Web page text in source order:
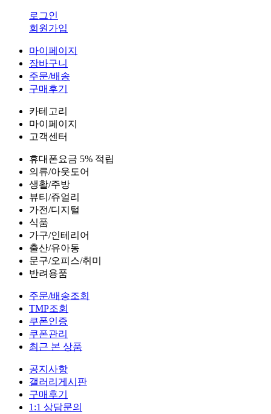
로그인
회원가입
마이페이지
장바구니
주문/배송
구매후기
카테고리
마이페이지
고객센터
휴대폰요금 5% 적립
의류/아웃도어
생활/주방
뷰티/쥬얼리
가전/디지털
식품
가구/인테리어
출산/유아동
문구/오피스/취미
반려용품
주문/배송조회
TMP조회
쿠폰인증
쿠폰관리
최근 본 상품
공지사항
갤러리게시판
구매후기
1:1 상담문의